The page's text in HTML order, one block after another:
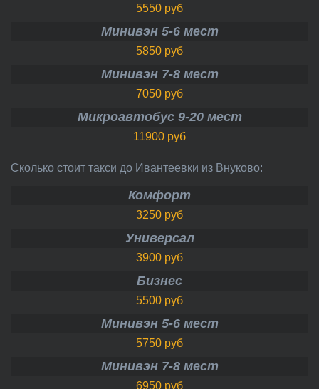
5550 руб
Минивэн 5-6 мест
5850 руб
Минивэн 7-8 мест
7050 руб
Микроавтобус 9-20 мест
11900 руб
Сколько стоит такси до Ивантеевки из Внуково:
Комфорт
3250 руб
Универсал
3900 руб
Бизнес
5500 руб
Минивэн 5-6 мест
5750 руб
Минивэн 7-8 мест
6950 руб